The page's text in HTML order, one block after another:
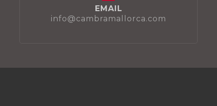
EMAIL
info@cambramallorca.com